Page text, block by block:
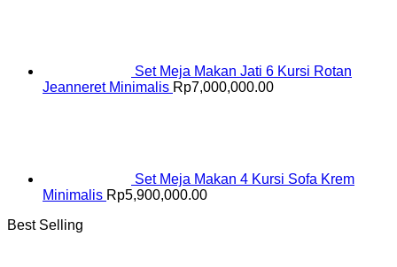
Set Meja Makan Jati 6 Kursi Rotan
Jeanneret Minimalis Rp7,000,000.00
Set Meja Makan 4 Kursi Sofa Krem
Minimalis Rp5,900,000.00
Best Selling